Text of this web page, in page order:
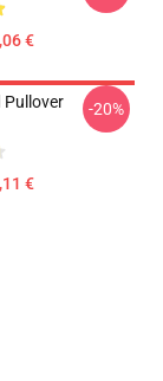
€
Pullover
€
-20%